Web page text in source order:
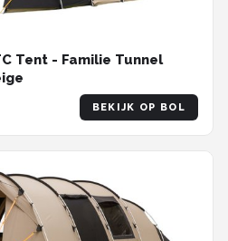
Tent - Familie Tunnel
BEKIJK OP BOL